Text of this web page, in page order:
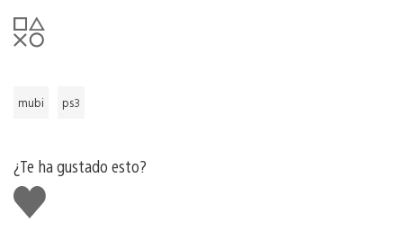
mubi ps3
¿Te ha gustado esto?
Me
gusta